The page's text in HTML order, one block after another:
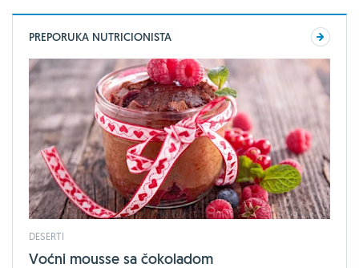
PREPORUKA NUTRICIONISTA
DESERTI
Voćni mousse sa čokoladom